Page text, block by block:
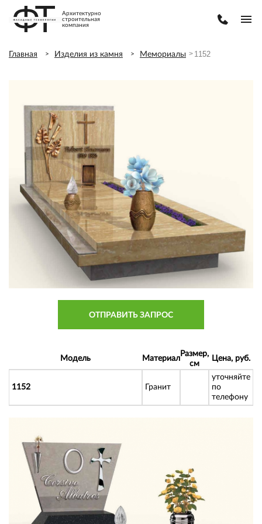
Архитектурно
строительная
компания
1152
Главная Изделия из камня Мемориалы 1152
ОТПРАВИТЬ ЗАПРОС
Модель Материал
Размер,
см
Цена, руб.
1152 Гранит
уточняйте
по
телефону